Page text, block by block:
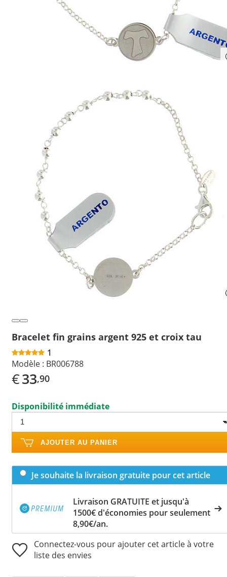
Bracelet fin grains argent 925 et croix tau
1
Modèle : BR006788
€33,90
Disponibilité immédiate
AJOUTER AU PANIER
Je souhaite la livraison gratuite pour cet article
Livraison GRATUITE et jusqu'à
1500€ d'économies pour seulement
8,90€/an.
Connectez-vous pour ajouter cet article à votre
liste des envies